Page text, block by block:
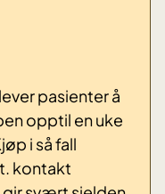
pasienter å
opptil en uke
i så fall
kontakt